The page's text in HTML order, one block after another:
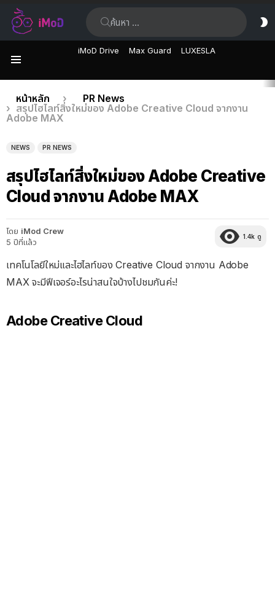
iMoD Drive Max Guard LUXESLA
เรื่อง
ล่าสุด
คุณอยู่ที่นี่:
หน้าหลัก
PR News
สรุปไฮไลท์สิ่งใหม่ของ Adobe Creative Cloud จากงาน
Adobe MAX
NEWS PR NEWS
สรุปไฮไลท์สิ่งใหม่ของ Adobe Creative
Cloud จากงาน Adobe MAX
โดย iMod Crew
5 ปีที่แล้ว
1.4k ดู
เทคโนโลยีใหม่และไฮไลท์ของ Creative Cloud จากงาน Adobe
MAX จะมีฟีเจอร์อะไรน่าสนใจบ้างไปชมกันค่ะ!
Adobe Creative Cloud